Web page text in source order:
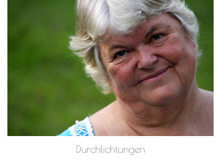
Durchlichtungen